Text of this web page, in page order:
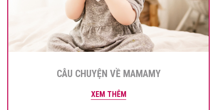
CÂU CHUYỆN VỀ MAMAMY
XEM THÊM